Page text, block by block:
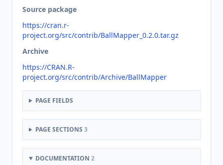
Source package
https://cran.r-
project.org/src/contrib/BallMapper_0.2.0.tar.gz
Archive
https://CRAN.R-
project.org/src/contrib/Archive/BallMapper
PAGE FIELDS
PAGE SECTIONS 3
DOCUMENTATION 2